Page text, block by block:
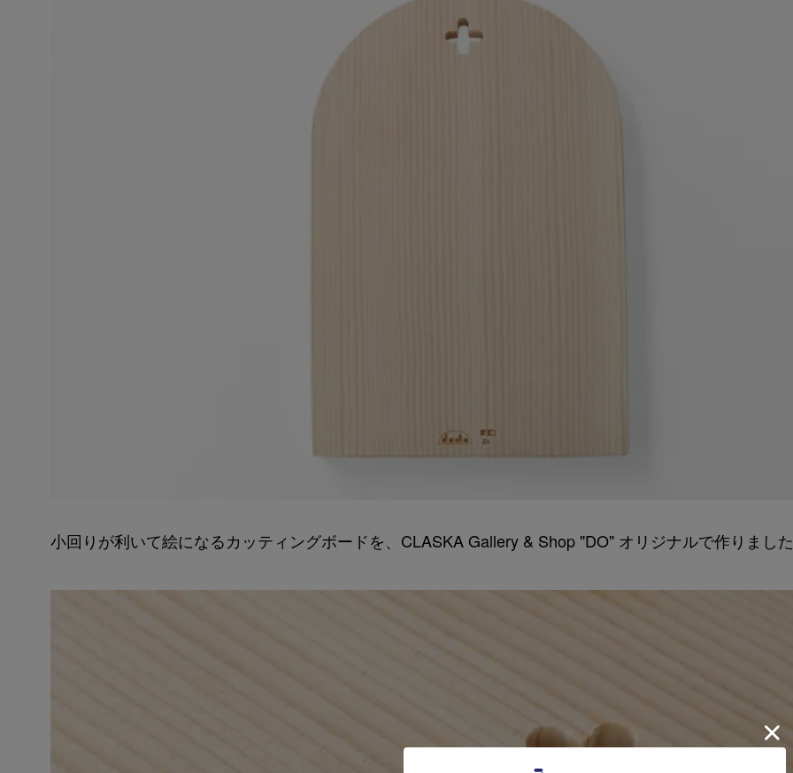
小回りが利いて絵になるカッティングボードを、CLASKA Gallery & Shop "DO" オリジナルで作りまし